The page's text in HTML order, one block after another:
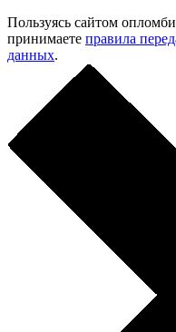
Пользуясь сайтом
принимаете правила
данных.